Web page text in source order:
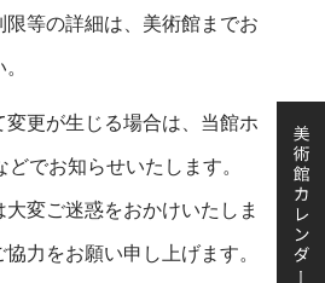
等の詳細は、美術館までお
更が生じる場合は、当館ホ
でお知らせいたします。
変ご迷惑をおかけいたしま
力をお願い申し上げます。